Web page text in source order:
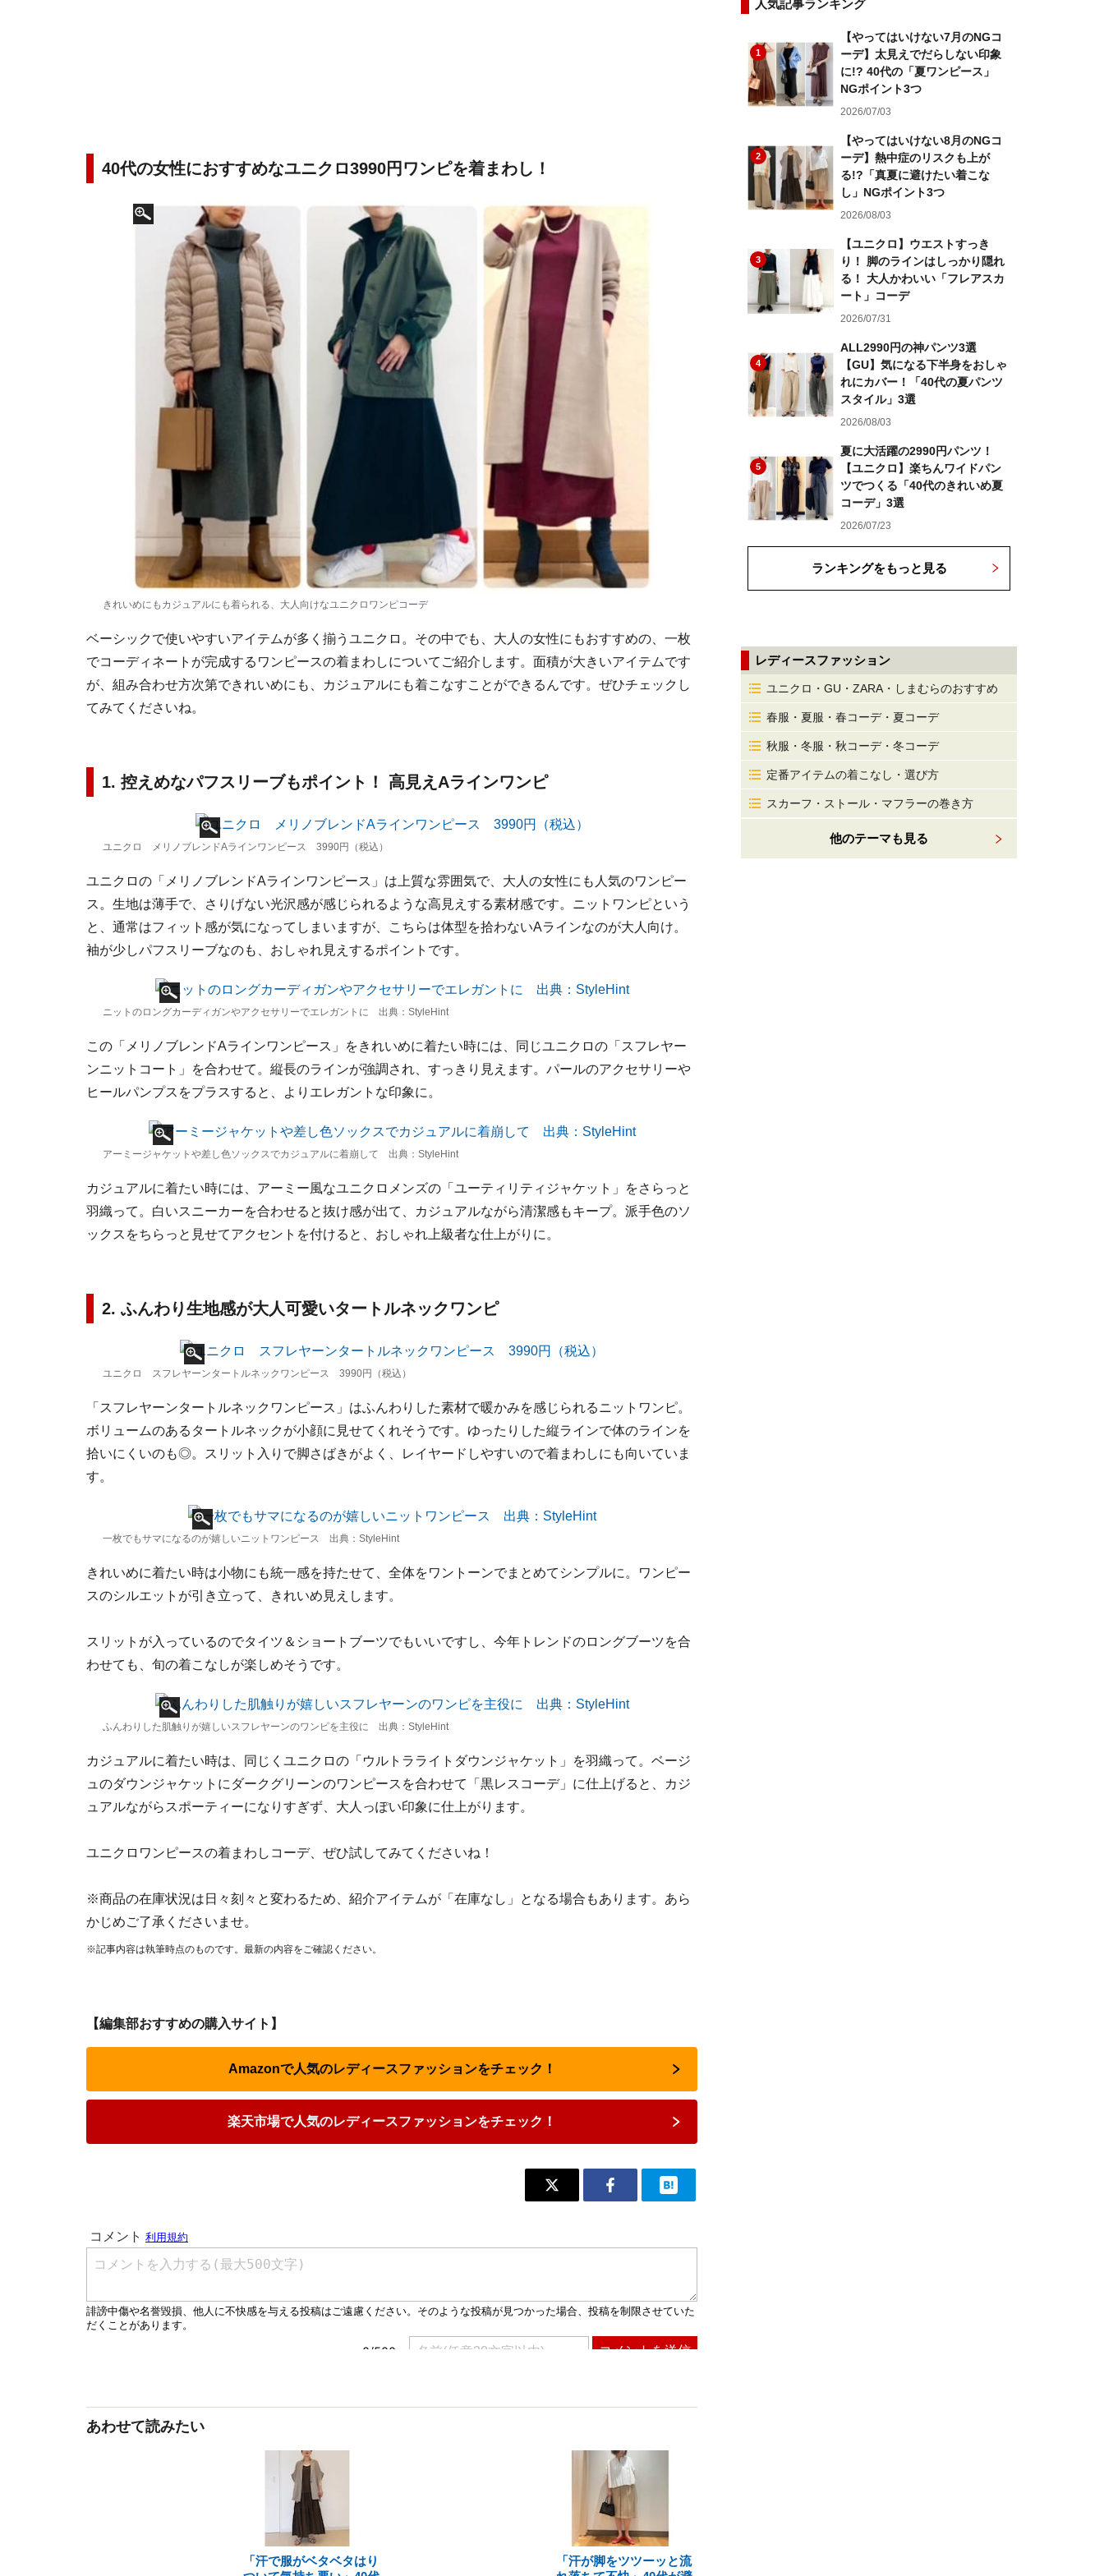
40代の女性におすすめなユニクロ3990円ワンピを着まわし！
きれいめにもカジュアルにも着られる、大人向けなユニクロワンピコーデ
ベーシックで使いやすいアイテムが多く揃うユニクロ。その中でも、大人の女性にもおすすめの、一枚
でコーディネートが完成するワンピースの着まわしについてご紹介します。面積が大きいアイテムです
が、組み合わせ方次第できれいめにも、カジュアルにも着こなすことができるんです。ぜひチェックし
てみてくださいね。
1. 控えめなパフスリーブもポイント！ 高見えAラインワンピ
ユニクロ メリノブレンドAラインワンピース 3990円（税込）
ユニクロの「メリノブレンドAラインワンピース」は上質な雰囲気で、大人の女性にも人気のワンピー
ス。生地は薄手で、さりげない光沢感が感じられるような高見えする素材感です。ニットワンピという
と、通常はフィット感が気になってしまいますが、こちらは体型を拾わないAラインなのが大人向け。
袖が少しパフスリーブなのも、おしゃれ見えするポイントです。
ニットのロングカーディガンやアクセサリーでエレガントに 出典：StyleHint
この「メリノブレンドAラインワンピース」をきれいめに着たい時には、同じユニクロの「スフレヤー
ンニットコート」を合わせて。縦長のラインが強調され、すっきり見えます。パールのアクセサリーや
ヒールパンプスをプラスすると、よりエレガントな印象に。
アーミージャケットや差し色ソックスでカジュアルに着崩して 出典：StyleHint
カジュアルに着たい時には、アーミー風なユニクロメンズの「ユーティリティジャケット」をさらっと
羽織って。白いスニーカーを合わせると抜け感が出て、カジュアルながら清潔感もキープ。派手色のソ
ックスをちらっと見せてアクセントを付けると、おしゃれ上級者な仕上がりに。
2. ふんわり生地感が大人可愛いタートルネックワンピ
ユニクロ スフレヤーンタートルネックワンピース 3990円（税込）
「スフレヤーンタートルネックワンピース」はふんわりした素材で暖かみを感じられるニットワンピ。
ボリュームのあるタートルネックが小顔に見せてくれそうです。ゆったりした縦ラインで体のラインを
拾いにくいのも◎。スリット入りで脚さばきがよく、レイヤードしやすいので着まわしにも向いていま
す。
一枚でもサマになるのが嬉しいニットワンピース 出典：StyleHint
きれいめに着たい時は小物にも統一感を持たせて、全体をワントーンでまとめてシンプルに。ワンピー
スのシルエットが引き立って、きれいめ見えします。
スリットが入っているのでタイツ＆ショートブーツでもいいですし、今年トレンドのロングブーツを合
わせても、旬の着こなしが楽しめそうです。
ふんわりした肌触りが嬉しいスフレヤーンのワンピを主役に 出典：StyleHint
カジュアルに着たい時は、同じくユニクロの「ウルトラライトダウンジャケット」を羽織って。ベージ
ュのダウンジャケットにダークグリーンのワンピースを合わせて「黒レスコーデ」に仕上げると、カジ
ュアルながらスポーティーになりすぎず、大人っぽい印象に仕上がります。
ユニクロワンピースの着まわしコーデ、ぜひ試してみてくださいね！
※商品の在庫状況は日々刻々と変わるため、紹介アイテムが「在庫なし」となる場合もあります。あら
かじめご了承くださいませ。
※記事内容は執筆時点のものです。最新の内容をご確認ください。
【編集部おすすめの購入サイト】
Amazonで人気のレディースファッションをチェック！
楽天市場で人気のレディースファッションをチェック！
あわせて読みたい
「汗で服がベタベタはり
「汗が脚をツツーッと流
人気記事ランキング
1
【やってはいけない7月のNGコ
ーデ】太見えでだらしない印象
に!? 40代の「夏ワンピース」
NGポイント3つ
2026/07/03
2
【やってはいけない8月のNGコ
ーデ】熱中症のリスクも上が
る!?「真夏に避けたい着こな
し」NGポイント3つ
2026/08/03
3
【ユニクロ】ウエストすっき
り！ 脚のラインはしっかり隠れ
る！ 大人かわいい「フレアスカ
ート」コーデ
2026/07/31
4
ALL2990円の神パンツ3選
【GU】気になる下半身をおしゃ
れにカバー！「40代の夏パンツ
スタイル」3選
2026/08/03
5
夏に大活躍の2990円パンツ！
【ユニクロ】楽ちんワイドパン
ツでつくる「40代のきれいめ夏
コーデ」3選
2026/07/23
ランキングをもっと見る
レディースファッション
ユニクロ・GU・ZARA・しまむらのおすすめ
春服・夏服・春コーデ・夏コーデ
秋服・冬服・秋コーデ・冬コーデ
定番アイテムの着こなし・選び方
スカーフ・ストール・マフラーの巻き方
他のテーマも見る